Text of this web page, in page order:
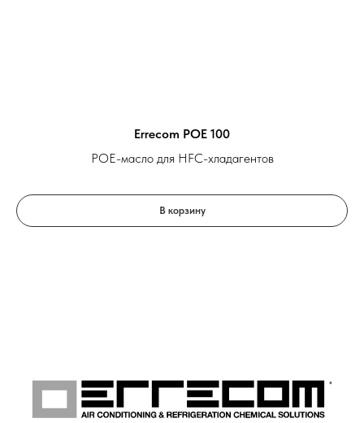
Errecom POE 100
POE-масло для HFC-хладагентов
В корзину